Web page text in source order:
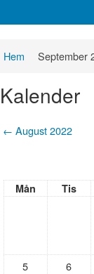
Hem September
Kalender
← August 2022
Mån Tis
5 6